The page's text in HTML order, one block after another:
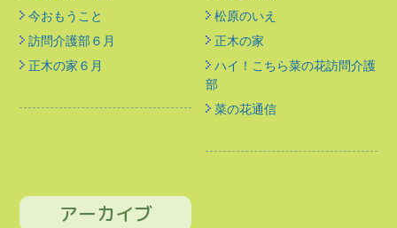
今おもうこと
訪問介護部６月
正木の家６月
松原のいえ
正木の家
ハイ！こちら菜の花訪問介護
部
菜の花通信
アーカイブ